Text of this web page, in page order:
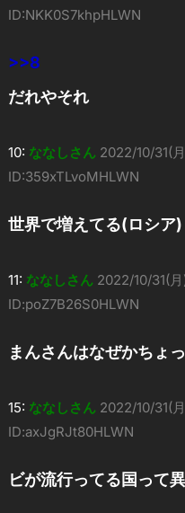
ID:NKK0S7khpHLWN
>>8
だれやそれ
10: ななしさん 2022/10/31(
ID:359xTLvoMHLWN
世界で増えてる(ロシア)
11: ななしさん 2022/10/31(
ID:poZ7B26S0HLWN
まんさんはなぜかちょ
15: ななしさん 2022/10/31(
ID:axJgRJt80HLWN
ビが流行ってる国って